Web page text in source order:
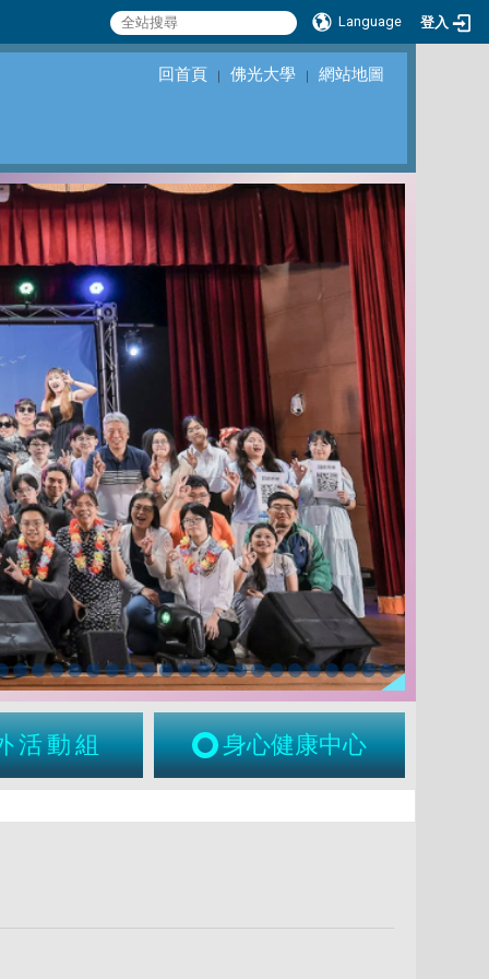
Language 登入
回首頁 ｜ 佛光大學 ｜ 網站地圖
活動組 身心健康中心